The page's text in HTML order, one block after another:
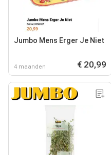
Jumbo Mens Erger Je Niet
4 maanden € 20,99